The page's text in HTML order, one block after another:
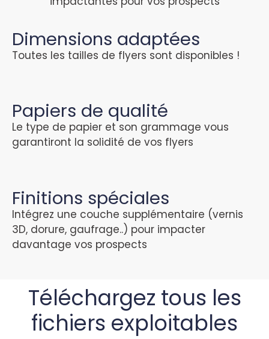
Dimensions adaptées
Toutes les tailles de flyers sont disponibles !
Papiers de qualité
Le type de papier et son grammage vous
garantiront la solidité de vos flyers
Finitions spéciales
Intégrez une couche supplémentaire (vernis
3D, dorure, gaufrage..) pour impacter
davantage vos prospects
Téléchargez tous les
fichiers exploitables